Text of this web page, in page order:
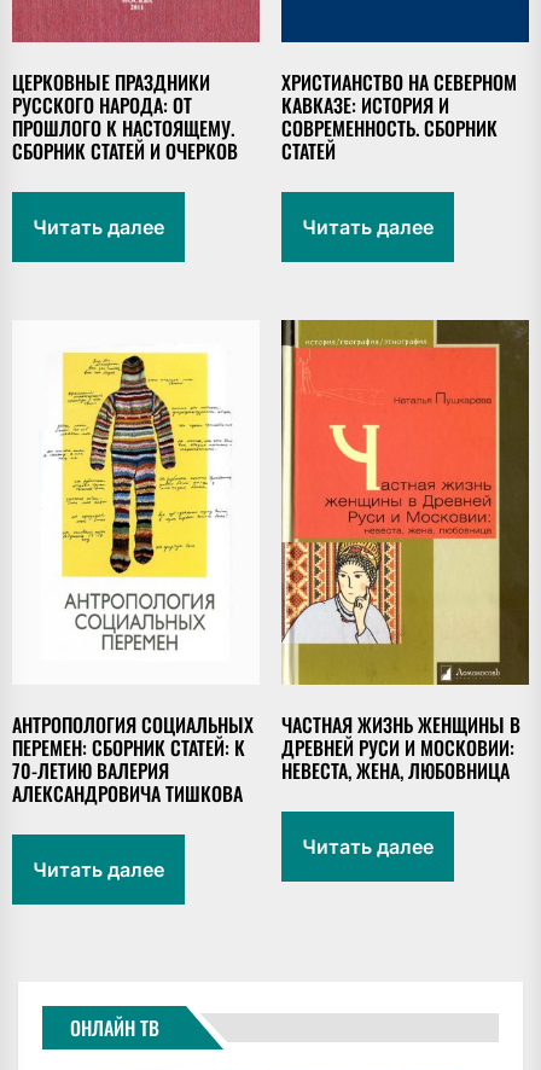
ЦЕРКОВНЫЕ ПРАЗДНИКИ
РУССКОГО НАРОДА: ОТ
ПРОШЛОГО К НАСТОЯЩЕМУ.
СБОРНИК СТАТЕЙ И ОЧЕРКОВ
Читать далее
ХРИСТИАНСТВО НА СЕВЕРНОМ
КАВКАЗЕ: ИСТОРИЯ И
СОВРЕМЕННОСТЬ. СБОРНИК
СТАТЕЙ
Читать далее
АНТРОПОЛОГИЯ СОЦИАЛЬНЫХ
ПЕРЕМЕН: СБОРНИК СТАТЕЙ: К
70-ЛЕТИЮ ВАЛЕРИЯ
АЛЕКСАНДРОВИЧА ТИШКОВА
Читать далее
ЧАСТНАЯ ЖИЗНЬ ЖЕНЩИНЫ В
ДРЕВНЕЙ РУСИ И МОСКОВИИ:
НЕВЕСТА, ЖЕНА, ЛЮБОВНИЦА
Читать далее
ОНЛАЙН ТВ